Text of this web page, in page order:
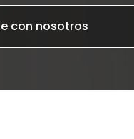
con nosotros